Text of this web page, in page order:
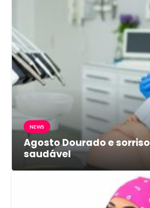
NEWS
Agosto Dourado e sorriso
saudável